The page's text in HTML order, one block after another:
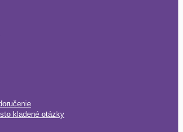
kladené otázky